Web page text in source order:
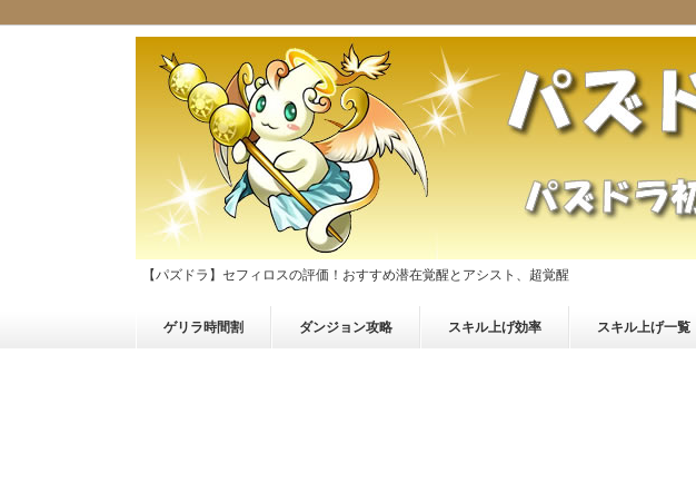
【パズドラ】セフィロスの評価！おすすめ潜在覚醒とアシスト、超覚醒
ゲリラ時間割 ダンジョン攻略 スキル上げ効率 スキル上げ一覧